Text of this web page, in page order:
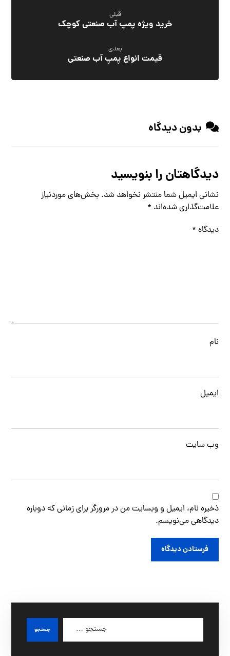
قبلی
خرید ویژه پمپ آب صنعتی کوچک
بعدی
قیمت انواع پمپ آب صنعتی
بدون دیدگاه
دیدگاهتان را بنویسید
نشانی ایمیل شما منتشر نخواهد شد. بخش‌های موردنیاز
علامت‌گذاری شده‌اند *
دیدگاه *
نام
ایمیل
وب‌ سایت
ذخیره نام، ایمیل و وبسایت من در مرورگر برای زمانی که دوباره
دیدگاهی می‌نویسم.